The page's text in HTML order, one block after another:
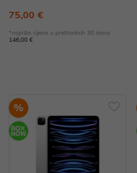
75,00 €
*najniža cijena u prethodnih 30 dana
146,00 €
%